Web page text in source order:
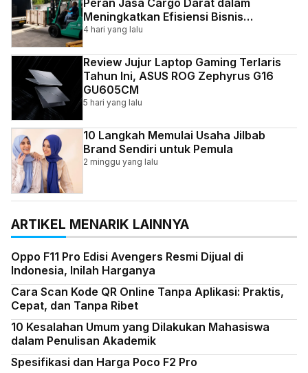
Meningkatkan Efisiensi Bisnis
Indonesia
4 hari yang lalu
Review Jujur Laptop Gaming Terlaris
Tahun Ini, ASUS ROG Zephyrus G16
GU605CM
5 hari yang lalu
10 Langkah Memulai Usaha Jilbab
Brand Sendiri untuk Pemula
2 minggu yang lalu
ARTIKEL MENARIK LAINNYA
Oppo F11 Pro Edisi Avengers Resmi Dijual di
Indonesia, Inilah Harganya
Cara Scan Kode QR Online Tanpa Aplikasi: Praktis,
Cepat, dan Tanpa Ribet
10 Kesalahan Umum yang Dilakukan Mahasiswa
dalam Penulisan Akademik
Spesifikasi dan Harga Poco F2 Pro